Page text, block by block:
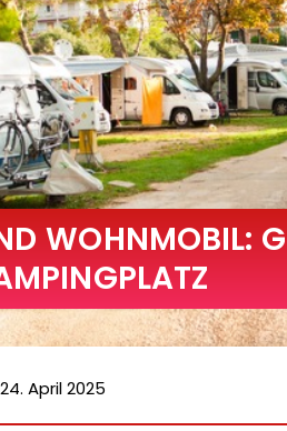
WOHNMOBIL:
24. April 2025